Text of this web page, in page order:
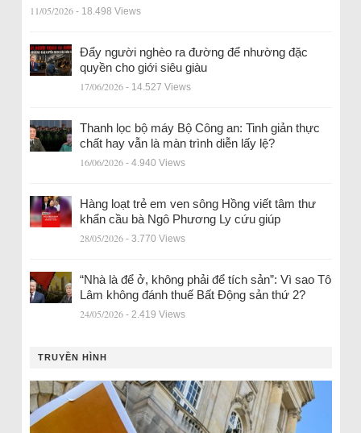
11/05/2026 - 18.498 Views
Đẩy người nghèo ra đường để nhường đặc
quyền cho giới siêu giàu
17/06/2026 - 14.527 Views
Thanh lọc bộ máy Bộ Công an: Tinh giản thực
chất hay vẫn là màn trình diễn lấy lệ?
16/06/2026 - 4.940 Views
Hàng loạt trẻ em ven sông Hồng viết tâm thư
khẩn cầu bà Ngô Phương Ly cứu giúp
28/05/2026 - 3.770 Views
“Nhà là để ở, không phải để tích sản”: Vì sao Tô
Lâm không đánh thuế Bất Động sản thứ 2?
24/05/2026 - 2.419 Views
TRUYỀN HÌNH